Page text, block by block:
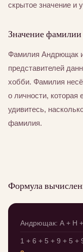
скрытое значение и
Значение
Фамилия Андрющак
представителей
хобби. Фамилия
о личности,
удивитесь,
фамилия.
Формула
Андрющак: А + Н
1 + 6 + 5 + 9 + 5 +